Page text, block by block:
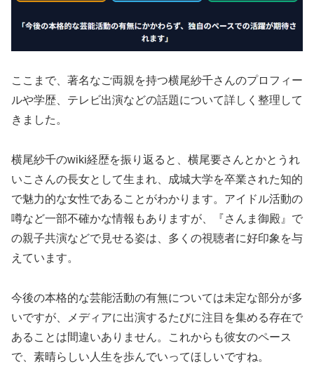
ここまで、著名なご両親を持つ横尾紗千さんのプロフィー
ルや学歴、テレビ出演などの話題について詳しく整理して
きました。
横尾紗千のwiki経歴を振り返ると、横尾要さんとかとうれ
いこさんの長女として生まれ、成城大学を卒業された知的
で魅力的な女性であることがわかります。アイドル活動の
噂など一部不確かな情報もありますが、『さんま御殿』で
の親子共演などで見せる姿は、多くの視聴者に好印象を与
えています。
今後の本格的な芸能活動の有無については未定な部分が多
いですが、メディアに出演するたびに注目を集める存在で
あることは間違いありません。これからも彼女のペース
で、素晴らしい人生を歩んでいってほしいですね。